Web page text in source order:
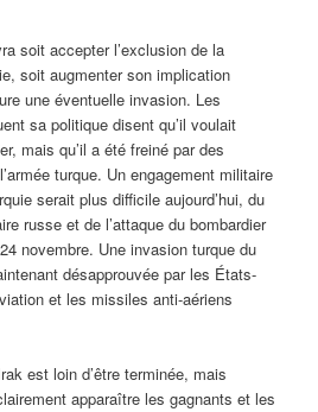
soit accepter l’exclusion de la
soit augmenter son implication
une éventuelle invasion. Les
sa politique disent qu’il voulait
mais qu’il a été freiné par des
turque. Un engagement militaire
serait plus difficile aujourd’hui, du
russe et de l’attaque du bombardier
novembre. Une invasion turque du
désapprouvée par les États-
et les missiles anti-aériens
est loin d’être terminée, mais
apparaître les gagnants et les